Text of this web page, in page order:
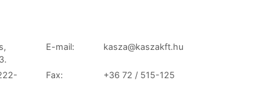
E-mail: kasza@kaszakft.hu
Fax: +36 72 / 515-125